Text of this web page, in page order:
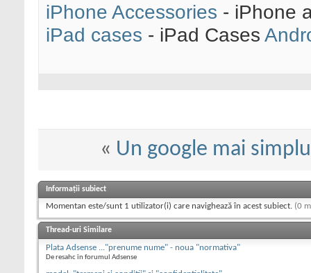
iPhone Accessories - iPhone
iPad cases - iPad Cases
« Un google mai simplu
Informații subiect
Momentan este/sunt 1 utilizator(i) care navighează în acest subiect. (0
Thread-uri Similare
Plata Adsense ..."prenume nume" - noua "normativa"
De resahc în forumul Adsense